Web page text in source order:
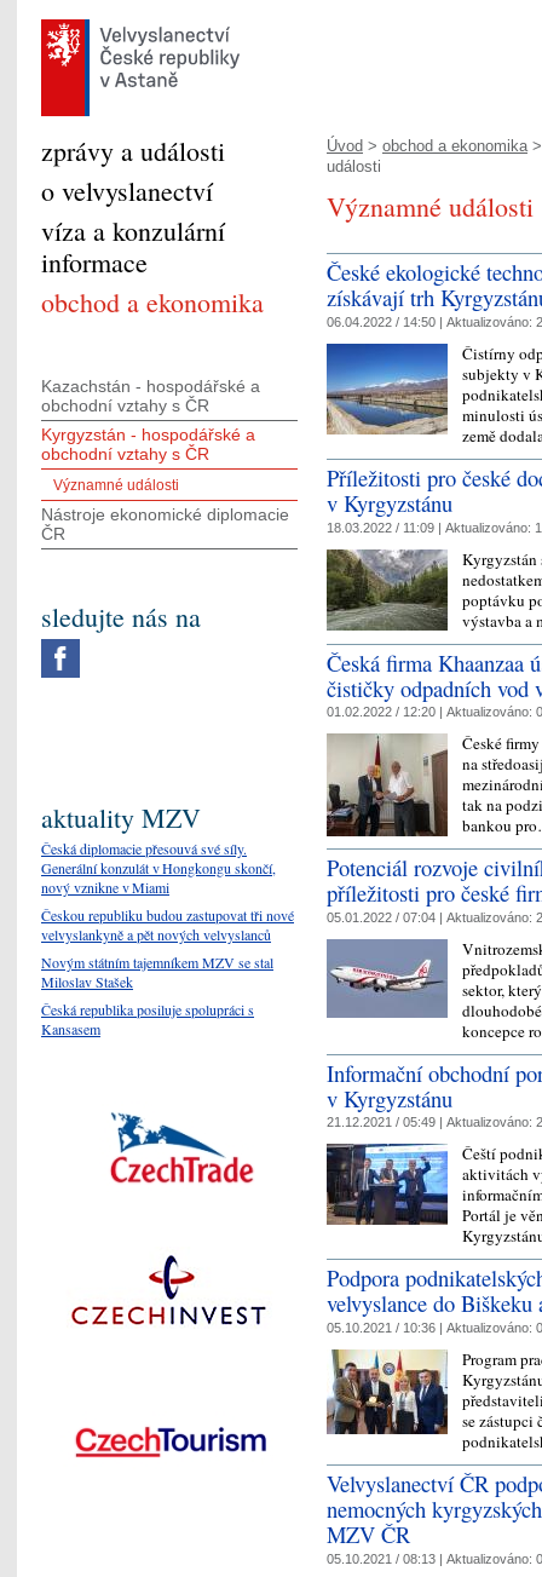
Úvod > obchod a ekonomika
události
Významné události
České ekologické
získávají trh
06.04.2022 / 14:50 | Aktualizováno:
Čistírny
subjekty v
minulosti
země
Příležitosti pro české
v Kyrgyzstánu
18.03.2022 / 11:09 | Aktualizováno:
Kyrgyzstán
poptávku
výstavba a
Česká firma Khaanzaa
čističky odpadních vod
01.02.2022 / 12:20 | Aktualizováno:
České
na
tak na
bankou
Potenciál rozvoje
příležitosti pro české
05.01.2022 / 07:04 | Aktualizováno:
sektor,
koncepce
Informační obchodní
v Kyrgyzstánu
21.12.2021 / 05:49 | Aktualizováno:
Čeští
aktivitách
Portál je
Podpora
velvyslance do
05.10.2021 / 10:36 | Aktualizováno:
Program
se zástupci
Velvyslanectví ČR
nemocných
MZV ČR
05.10.2021 / 08:13 | Aktualizováno:
zprávy a události
o velvyslanectví
víza a konzulární
informace
obchod a ekonomika
Kazachstán - hospodářské a
obchodní vztahy s ČR
Kyrgyzstán - hospodářské a
obchodní vztahy s ČR
Významné události
Nástroje ekonomické diplomacie
ČR
sledujte nás na
aktuality MZV
Česká diplomacie přesouvá své síly.
Generální konzulát v Hongkongu skončí,
nový vznikne v Miami
Českou republiku budou zastupovat tři nové
velvyslankyně a pět nových velvyslanců
Novým státním tajemníkem MZV se stal
Miloslav Stašek
Česká republika posiluje spolupráci s
Kansasem